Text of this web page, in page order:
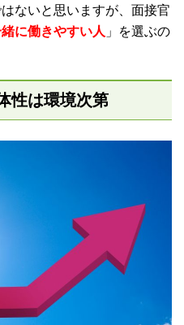
ないと思いますが、面接官
に働きやすい人 」を選ぶの
性は環境次第